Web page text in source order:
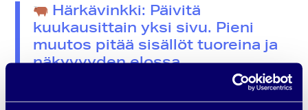
Härkävinkki: Päivitä
kuukausittain yksi sivu. Pieni
muutos pitää sisällöt tuoreina ja
näkyvyyden elossa.